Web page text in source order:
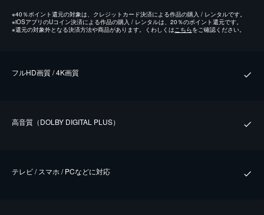
※40％ポイント還元の対象は、クレジットカード決済による作品の購入 / レンタルです。
※iOSアプリのUコイン決済による作品の購入 / レンタルは、20％のポイント還元です。
※還元の対象外となる決済方法や商品があります。くわしくはこちらをご確認ください。
フルHD画質 / 4K画質
⾼⾳質（DOLBY DIGITAL PLUS）
テレビ / スマホ / PCなどに対応